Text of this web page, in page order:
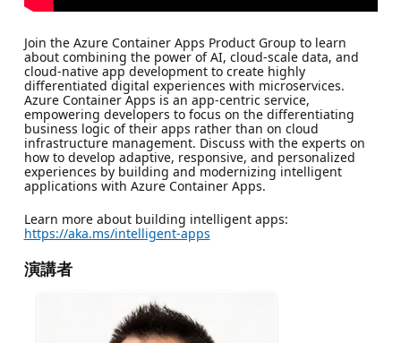
Join the Azure Container Apps Product Group to learn
about combining the power of AI, cloud-scale data, and
cloud-native app development to create highly
differentiated digital experiences with microservices.
Azure Container Apps is an app-centric service,
empowering developers to focus on the differentiating
business logic of their apps rather than on cloud
infrastructure management. Discuss with the experts on
how to develop adaptive, responsive, and personalized
experiences by building and modernizing intelligent
applications with Azure Container Apps.
Learn more about building intelligent apps:
https://aka.ms/intelligent-apps
演講者